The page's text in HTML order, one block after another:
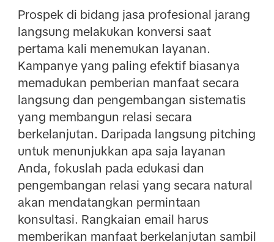
Prospek di bidang jasa profesional jarang
langsung melakukan konversi saat
pertama kali menemukan layanan.
Kampanye yang paling efektif biasanya
memadukan pemberian manfaat secara
langsung dan pengembangan sistematis
yang membangun relasi secara
berkelanjutan. Daripada langsung pitching
untuk menunjukkan apa saja layanan
Anda, fokuslah pada edukasi dan
pengembangan relasi yang secara natural
akan mendatangkan permintaan
konsultasi. Rangkaian email harus
memberikan manfaat berkelanjutan sambil